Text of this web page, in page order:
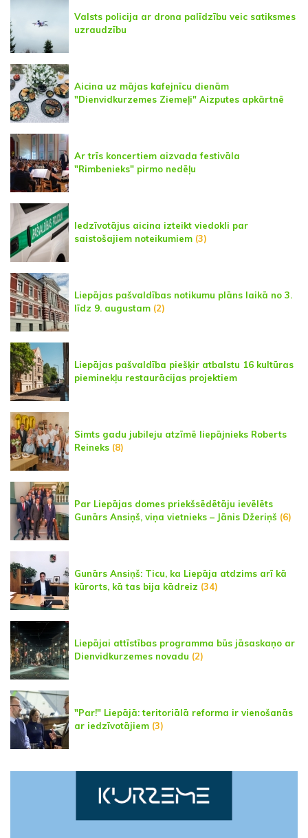
Valsts policija ar drona palīdzību veic satiksmes
uzraudzību
Aicina uz mājas kafejnīcu dienām
"Dienvidkurzemes Ziemeļi" Aizputes apkārtnē
Ar trīs koncertiem aizvada festivāla
"Rimbenieks" pirmo nedēļu
Iedzīvotājus aicina izteikt viedokli par
saistošajiem noteikumiem (3)
Liepājas pašvaldības notikumu plāns laikā no 3.
līdz 9. augustam (2)
Liepājas pašvaldība piešķir atbalstu 16 kultūras
pieminekļu restaurācijas projektiem
Simts gadu jubileju atzīmē liepājnieks Roberts
Reineks (8)
Par Liepājas domes priekšsēdētāju ievēlēts
Gunārs Ansiņš, viņa vietnieks – Jānis Džeriņš (6)
Gunārs Ansiņš: Ticu, ka Liepāja atdzims arī kā
kūrorts, kā tas bija kādreiz (34)
Liepājai attīstības programma būs jāsaskaņo ar
Dienvidkurzemes novadu (2)
"Par!" Liepājā: teritoriālā reforma ir vienošanās
ar iedzīvotājiem (3)